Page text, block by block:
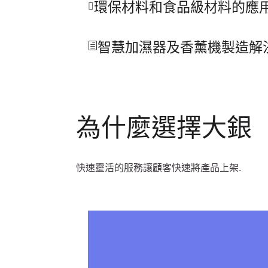
環保材料和食品級材料的應
智慧加濕器及香薰機製造解
為什麼選擇大銀
快速靈活的服務讓顧客快速將產品上架.